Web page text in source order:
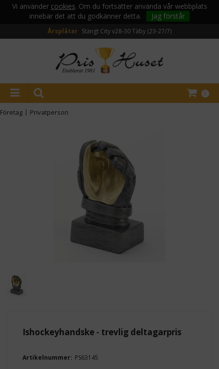
Vi använder cookies. Om du fortsätter använda vår webbplats
innebär det att du godkänner detta.
Jag förstår
Årsplåtar Stängt City v28-30Täby (23-27/7)
0
Företag | Privatperson
Ishockeyhandske - trevlig deltagarpris
Artikelnummer: PS63145